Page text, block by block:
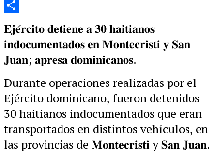
Copy
𝐄𝐣𝐞́𝐫𝐜𝐢𝐭𝐨 𝐝𝐞𝐭𝐢𝐞𝐧𝐞 𝐚 𝟑𝟎 𝐡𝐚𝐢𝐭𝐢𝐚𝐧𝐨𝐬
𝐢𝐧𝐝𝐨𝐜𝐮𝐦𝐞𝐧𝐭𝐚𝐝𝐨𝐬 𝐞𝐧 𝐌𝐨𝐧𝐭𝐞𝐜𝐫𝐢𝐬𝐭𝐢 𝐲 𝐒𝐚𝐧
𝐉𝐮𝐚𝐧; 𝐚𝐩𝐫𝐞𝐬𝐚 𝐝𝐨𝐦𝐢𝐧𝐢𝐜𝐚𝐧𝐨𝐬.
Durante operaciones realizadas por el
Ejército dominicano, fueron detenidos
30 haitianos indocumentados que eran
transportados en distintos vehículos, en
las provincias de 𝐌𝐨𝐧𝐭𝐞𝐜𝐫𝐢𝐬𝐭𝐢 y 𝐒𝐚𝐧 𝐉𝐮𝐚𝐧.